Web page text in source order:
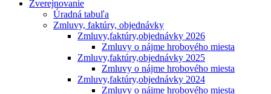
Zverejnovanie
Úradná tabuľa
Zmluvy, faktúry, objednávky
Zmluvy,faktúry,objednávky 2026
Zmluvy o nájme hrobového miesta
Zmluvy,faktúry,objednávky 2025
Zmluvy o nájme hrobového miesta
Zmluvy,faktúry,objednávky 2024
Zmluvy o nájme hrobového miesta